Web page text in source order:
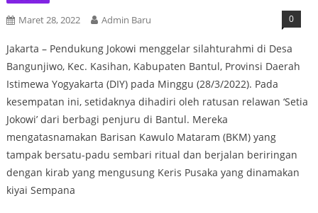
Maret 28, 2022 Admin Baru 0
Jakarta – Pendukung Jokowi menggelar silahturahmi di Desa
Bangunjiwo, Kec. Kasihan, Kabupaten Bantul, Provinsi Daerah
Istimewa Yogyakarta (DIY) pada Minggu (28/3/2022). Pada
kesempatan ini, setidaknya dihadiri oleh ratusan relawan ‘Setia
Jokowi’ dari berbagi penjuru di Bantul. Mereka
mengatasnamakan Barisan Kawulo Mataram (BKM) yang
tampak bersatu-padu sembari ritual dan berjalan beriringan
dengan kirab yang mengusung Keris Pusaka yang dinamakan
kiyai Sempana